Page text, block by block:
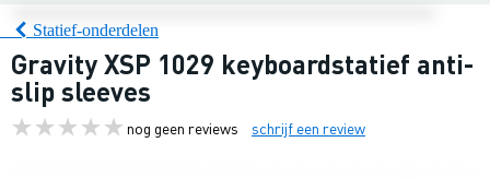
Statief-onderdelen
Gravity XSP 1029 keyboardstatief anti-
slip sleeves
nog geen reviews schrijf een review